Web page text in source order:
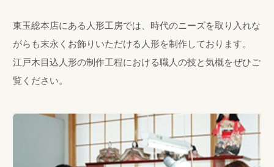
東玉総本店にある人形工房では、時代のニーズを取り入れな
がらも末永くお飾りいただける人形を制作しております。
江戸木目込人形の制作工程における職人の技と気概をぜひご
覧ください。